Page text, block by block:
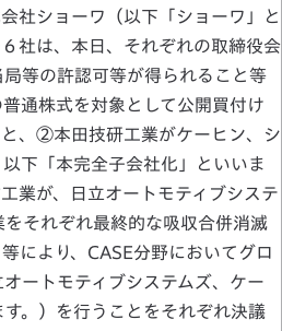
社ショーワ（以下「ショーワ」と
社は、本日、それぞれの取締役会
等の許認可等が得られること等
通株式を対象として公開買付け
と、②本田技研工業がケーヒン、シ
下「本完全子会社化」といいま
業が、日立オートモティブシステ
それぞれ最終的な吸収合併消滅
により、CASE分野においてグロ
ートモティブシステムズ、ケー
。）を行うことをそれぞれ決議